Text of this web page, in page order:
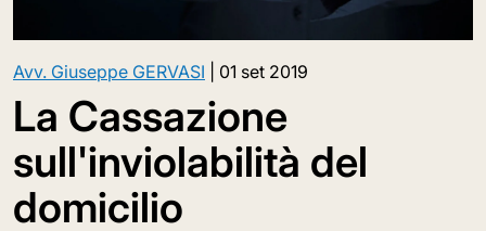
Avv. Giuseppe GERVASI 01 set 2019
La Cassazione
sull'inviolabilità del
domicilio